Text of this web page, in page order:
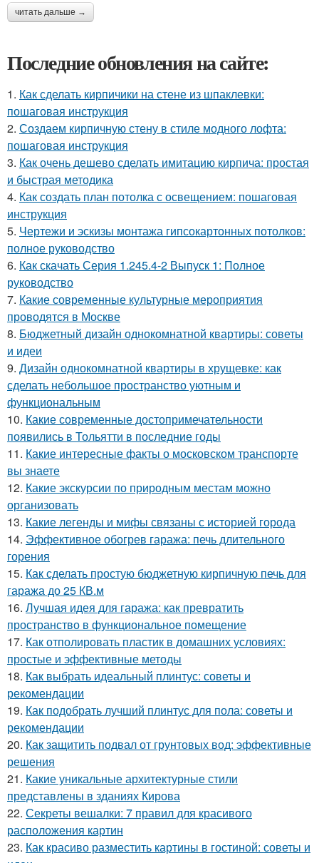
читать дальше →
Последние обновления на сайте:
1. Как сделать кирпичики на стене из шпаклевки:
пошаговая инструкция
2. Создаем кирпичную стену в стиле модного лофта:
пошаговая инструкция
3. Как очень дешево сделать имитацию кирпича: простая
и быстрая методика
4. Как создать план потолка с освещением: пошаговая
инструкция
5. Чертежи и эскизы монтажа гипсокартонных потолков:
полное руководство
6. Как скачать Серия 1.245.4-2 Выпуск 1: Полное
руководство
7. Какие современные культурные мероприятия
проводятся в Москве
8. Бюджетный дизайн однокомнатной квартиры: советы
и идеи
9. Дизайн однокомнатной квартиры в хрущевке: как
сделать небольшое пространство уютным и
функциональным
10. Какие современные достопримечательности
появились в Тольятти в последние годы
11. Какие интересные факты о московском транспорте
вы знаете
12. Какие экскурсии по природным местам можно
организовать
13. Какие легенды и мифы связаны с историей города
14. Эффективное обогрев гаража: печь длительного
горения
15. Как сделать простую бюджетную кирпичную печь для
гаража до 25 КВ.м
16. Лучшая идея для гаража: как превратить
пространство в функциональное помещение
17. Как отполировать пластик в домашних условиях:
простые и эффективные методы
18. Как выбрать идеальный плинтус: советы и
рекомендации
19. Как подобрать лучший плинтус для пола: советы и
рекомендации
20. Как защитить подвал от грунтовых вод: эффективные
решения
21. Какие уникальные архитектурные стили
представлены в зданиях Кирова
22. Секреты вешалки: 7 правил для красивого
расположения картин
23. Как красиво разместить картины в гостиной: советы и